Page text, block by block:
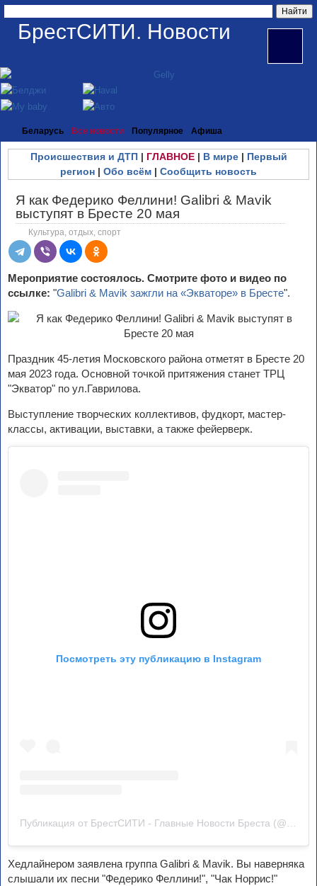
БрестСИТИ. Новости
Беларусь Все новости Популярное Афиша
Происшествия и ДТП| ГЛАВНОЕ| В мире| Первый
регион | Обо всём | Сообщить новость
Я как Федерико Феллини! Galibri & Mavik
выступят в Бресте 20 мая
Культура, отдых, спорт
Мероприятие состоялось. Смотрите фото и видео по
ссылке: "Galibri & Mavik зажгли на «Экваторе» в Бресте".
Праздник 45-летия Московского района отметят в Бресте 20
мая 2023 года. Основной точкой притяжения станет ТРЦ
"Экватор" по ул.Гаврилова.
Выступление творческих коллективов, фудкорт, мастер-
классы, активации, выставки, а также фейерверк.
Посмотреть эту публикацию в Instagram
Публикация от БрестСИТИ - Главные Новости Бреста (@brestcity_news)
Хедлайнером заявлена группа Galibri & Mavik. Вы наверняка
слышали их песни "Федерико Феллини!", "Чак Норрис!"